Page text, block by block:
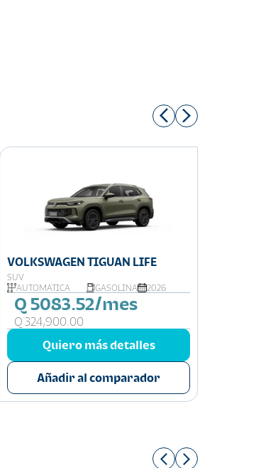
VOLKSWAGEN TIGUAN LIFE
SUV
AUTOMÁTICA
GASOLINA 2026
Q 5083.52/mes
Q 324,900.00
Quiero más detalles
Añadir al comparador